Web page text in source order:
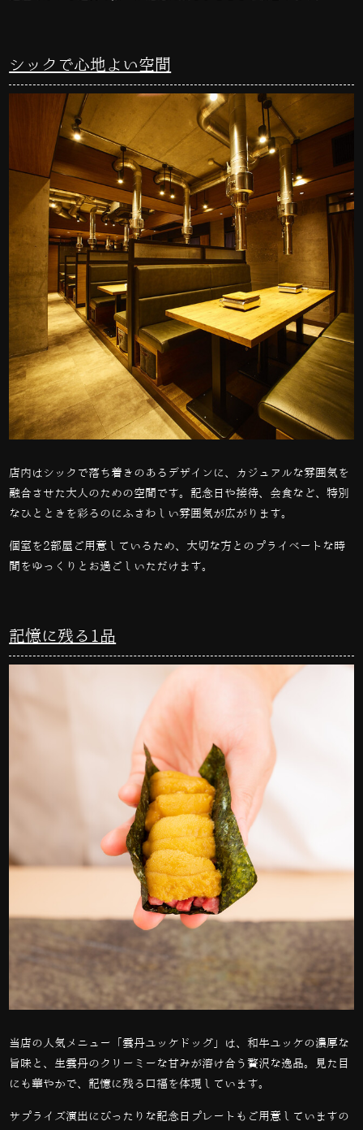
シックで心地よい空間
店内はシックで落ち着きのあるデザインに、カジュアルな雰囲気を
融合させた大人のための空間です。記念日や接待、会食など、特別
なひとときを彩るのにふさわしい雰囲気が広がります。
個室を2部屋ご用意しているため、大切な方とのプライベートな時
間をゆっくりとお過ごしいただけます。
記憶に残る1品
当店の人気メニュー「雲丹ユッケドッグ」は、和牛ユッケの濃厚な
旨味と、生雲丹のクリーミーな甘みが溶け合う贅沢な逸品。見た目
にも華やかで、記憶に残る口福を体現しています。
サプライズ演出にぴったりな記念日プレートもご用意していますの